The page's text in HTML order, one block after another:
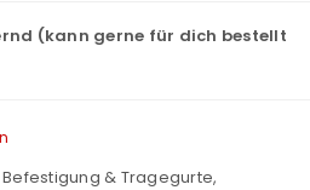
(kann gerne für dich bestellt
Befestigung & Tragegurte,